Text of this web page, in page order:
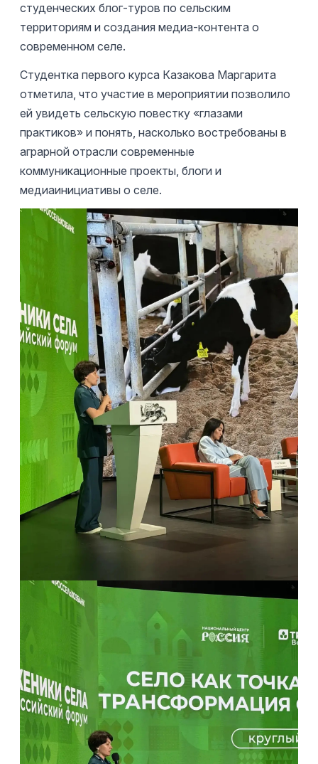
студенческих блог‑туров по сельским
территориям и создания медиа‑контента о
современном селе.
Студентка первого курса Казакова Маргарита
отметила, что участие в мероприятии позволило
ей увидеть сельскую повестку «глазами
практиков» и понять, насколько востребованы в
аграрной отрасли современные
коммуникационные проекты, блоги и
медиаинициативы о селе.